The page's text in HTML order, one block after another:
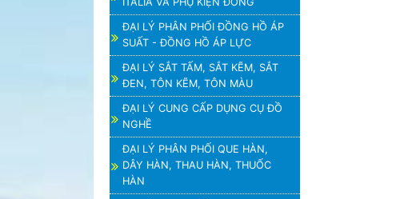
ĐẠI LÝ PHÂN PHỐI ĐỒNG HỒ ÁP
SUẤT - ĐỒNG HỒ ÁP LỰC
ĐẠI LÝ SẮT TẤM, SẮT KẼM, SẮT
ĐEN, TÔN KẼM, TÔN MÀU
ĐẠI LÝ CUNG CẤP DỤNG CỤ ĐỒ
NGHỀ
ĐẠI LÝ PHÂN PHỐI QUE HÀN,
DÂY HÀN, THAU HÀN, THUỐC
HÀN